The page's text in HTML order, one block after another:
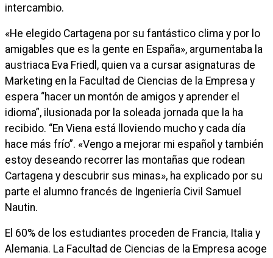
intercambio.
«He elegido Cartagena por su fantástico clima y por lo
amigables que es la gente en España», argumentaba la
austriaca Eva Friedl, quien va a cursar asignaturas de
Marketing en la Facultad de Ciencias de la Empresa y
espera “hacer un montón de amigos y aprender el
idioma”, ilusionada por la soleada jornada que la ha
recibido. “En Viena está lloviendo mucho y cada día
hace más frío”. «Vengo a mejorar mi español y también
estoy deseando recorrer las montañas que rodean
Cartagena y descubrir sus minas», ha explicado por su
parte el alumno francés de Ingeniería Civil Samuel
Nautin.
El 60% de los estudiantes proceden de Francia, Italia y
Alemania. La Facultad de Ciencias de la Empresa acoge